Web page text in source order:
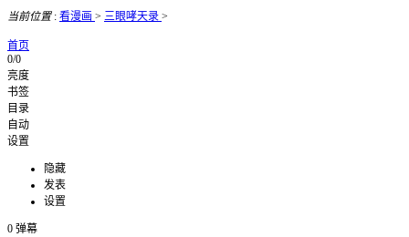
当前位置: 看漫画 > 三眼哮天录 >
首页
0/0
亮度
书签
目录
自动
设置
隐藏
发表
设置
0 弹幕